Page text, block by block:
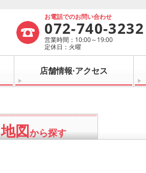
お電話でのお問い合わせ
072-740-3232
営業時間：10:00～19:00
定休日：火曜
店舗情報·アクセス
地図から探す